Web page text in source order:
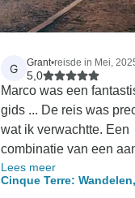
G Grant•reisde in Mei,
5,0
Marco was een
gids ... De reis was
wat ik verwachtte. Een
combinatie van een
goede lange zware
wandelingen
Lees meer
Cinque Terre: Wandelen,